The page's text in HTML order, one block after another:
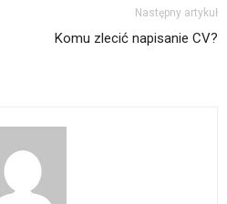
Następny artykuł
Komu zlecić napisanie CV?